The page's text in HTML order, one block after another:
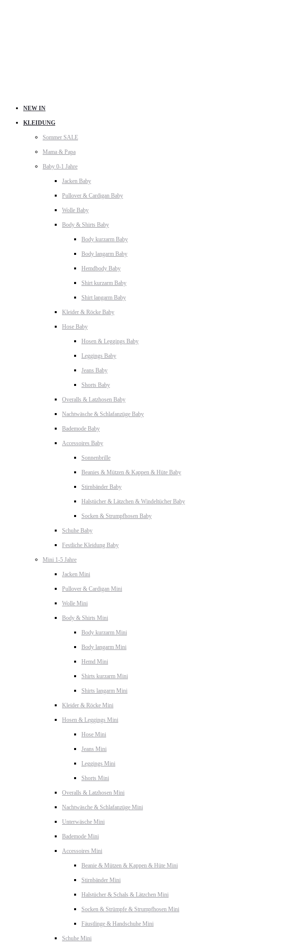
NEW IN
KLEIDUNG
Sommer SALE
Mama & Papa
Baby 0-1 Jahre
Jacken Baby
Pullover & Cardigan Baby
Wolle Baby
Body & Shirts Baby
Body kurzarm Baby
Body langarm Baby
Hemdbody Baby
Shirt kurzarm Baby
Shirt langarm Baby
Kleider & Röcke Baby
Hose Baby
Hosen & Leggings Baby
Leggings Baby
Jeans Baby
Shorts Baby
Overalls & Latzhosen Baby
Nachtwäsche & Schlafanzüge Baby
Bademode Baby
Accessoires Baby
Sonnenbrille
Beanies & Mützen & Kappen & Hüte Baby
Stirnbänder Baby
Halstücher & Lätzchen & Windeltücher Baby
Socken & Strumpfhosen Baby
Schuhe Baby
Festliche Kleidung Baby
Mini 1-5 Jahre
Jacken Mini
Pullover & Cardigan Mini
Wolle Mini
Body & Shirts Mini
Body kurzarm Mini
Body langarm Mini
Hemd Mini
Shirts kurzarm Mini
Shirts langarm Mini
Kleider & Röcke Mini
Hosen & Leggings Mini
Hose Mini
Jeans Mini
Leggings Mini
Shorts Mini
Overalls & Latzhosen Mini
Nachtwäsche & Schlafanzüge Mini
Unterwäsche Mini
Bademode Mini
Accessoires Mini
Beanie & Mützen & Kappen & Hüte Mini
Stirnbänder Mini
Halstücher & Schals & Lätzchen Mini
Socken & Strümpfe & Strumpfhosen Mini
Fäustlinge & Handschuhe Mini
Schuhe Mini